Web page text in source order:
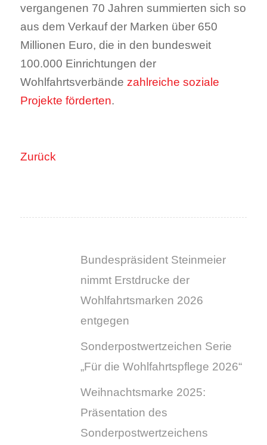
vergangenen 70 Jahren summierten sich so
aus dem Verkauf der Marken über 650
Millionen Euro, die in den bundesweit
100.000 Einrichtungen der
Wohlfahrtsverbände zahlreiche soziale
Projekte förderten.
Zurück
Bundespräsident Steinmeier
nimmt Erstdrucke der
Wohlfahrtsmarken 2026
entgegen
Sonderpostwertzeichen Serie
„Für die Wohlfahrtspflege 2026“
Weihnachtsmarke 2025:
Präsentation des
Sonderpostwertzeichens